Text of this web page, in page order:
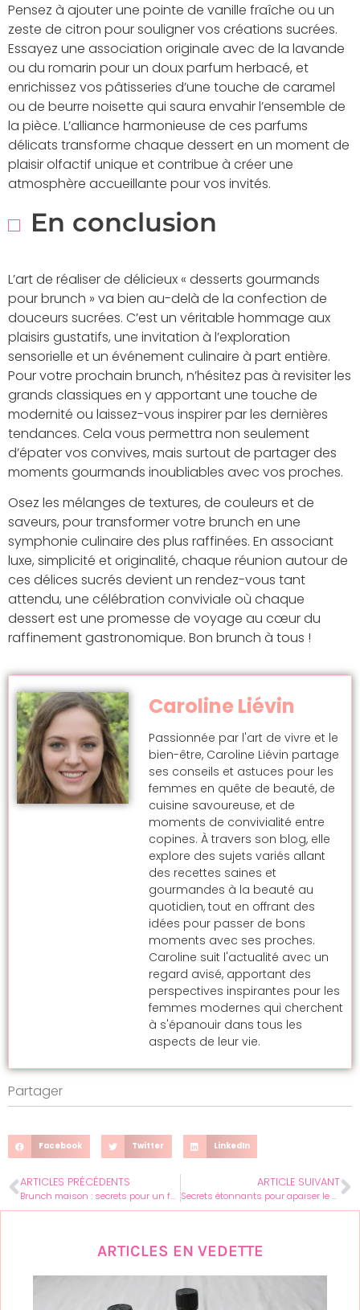
Pensez à ajouter une pointe de vanille fraîche ou un
zeste de citron pour souligner vos créations sucrées.
Essayez une association originale avec de la lavande
ou du romarin pour un doux parfum herbacé, et
enrichissez vos pâtisseries d’une touche de caramel
ou de beurre noisette qui saura envahir l’ensemble de
la pièce. L’alliance harmonieuse de ces parfums
délicats transforme chaque dessert en un moment de
plaisir olfactif unique et contribue à créer une
atmosphère accueillante pour vos invités.
En conclusion
L’art de réaliser de délicieux « desserts gourmands
pour brunch » va bien au-delà de la confection de
douceurs sucrées. C’est un véritable hommage aux
plaisirs gustatifs, une invitation à l’exploration
sensorielle et un événement culinaire à part entière.
Pour votre prochain brunch, n’hésitez pas à revisiter les
grands classiques en y apportant une touche de
modernité ou laissez-vous inspirer par les dernières
tendances. Cela vous permettra non seulement
d’épater vos convives, mais surtout de partager des
moments gourmands inoubliables avec vos proches.
Osez les mélanges de textures, de couleurs et de
saveurs, pour transformer votre brunch en une
symphonie culinaire des plus raffinées. En associant
luxe, simplicité et originalité, chaque réunion autour de
ces délices sucrés devient un rendez-vous tant
attendu, une célébration conviviale où chaque
dessert est une promesse de voyage au cœur du
raffinement gastronomique. Bon brunch à tous !
Caroline Liévin
Passionnée par l'art de vivre et le
bien-être, Caroline Liévin partage
ses conseils et astuces pour les
femmes en quête de beauté, de
cuisine savoureuse, et de
moments de convivialité entre
copines. À travers son blog, elle
explore des sujets variés allant
des recettes saines et
gourmandes à la beauté au
quotidien, tout en offrant des
idées pour passer de bons
moments avec ses proches.
Caroline suit l'actualité avec un
regard avisé, apportant des
perspectives inspirantes pour les
femmes modernes qui cherchent
à s'épanouir dans tous les
aspects de leur vie.
Partager
Facebook Twitter LinkedIn
ARTICLES PRÉCÉDENTS
Brunch maison : secrets pour un festin de reine à la maison !
ARTICLE SUIVANT
Secrets étonnants pour apaiser le stress : astuces féminines à découvrir
ARTICLES EN VEDETTE